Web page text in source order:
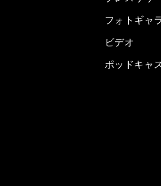
フォトギャ
ビデオ
ポッドキャ